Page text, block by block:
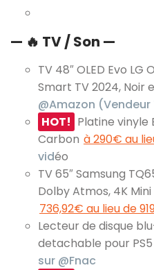
— 🔥 TV / Son —
TV 48″ OLED Evo LG
Smart TV 2024, Noir
@Amazon (Vendeur
HOT! Platine vinyle
Carbon à 290€ au
vidéo
TV 65″ Samsung
Dolby Atmos, 4K Mini
736,92€ au lieu de
Lecteur de disque
detachable pour PS5
sur @Fnac